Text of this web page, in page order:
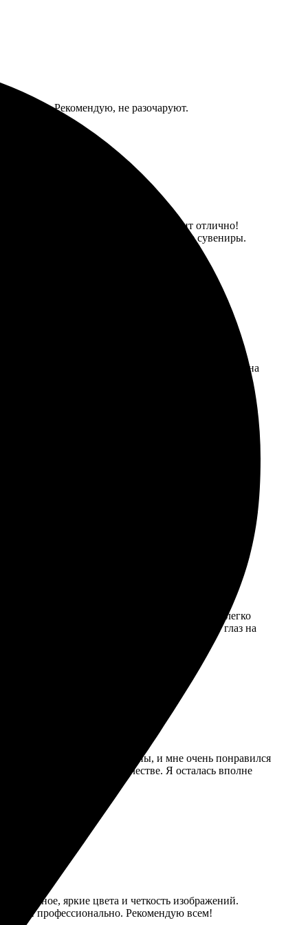
цвета. Рекомендую, не разочаруют.
Сомнений не осталось – всё выглядит отлично!
постеров, есть и другие интересные сувениры.
и удобен. Поддержка оперативно ответила на
потрясающе!
Сайт понятный, редактор удобный. Так легко
Постеры яркие и четкие, теперь радуют глаз на
моменты.
все шаги были понятны, и мне очень понравился
быстро и в отличном качестве. Я осталась вполне
яркие цвета и четкость изображений.
и профессионально. Рекомендую всем!